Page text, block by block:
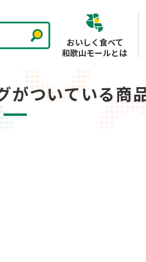
おいしく食べて
和歌山モールとは
がついている商